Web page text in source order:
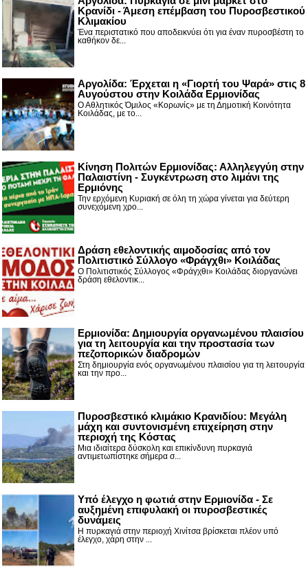
Κρανίδι - Άμεση επέμβαση του Πυροσβεστικού
Κλιμακίου
Ένα περιστατικό που αποδεικνύει ότι για έναν πυροσβέστη το
καθήκον δε...
Αργολίδα: Έρχεται η «Γιορτή του Ψαρά» στις 8
Αυγούστου στην Κοιλάδα Ερμιονίδας
Ο Αθλητικός Όμιλος «Κορωνίς» με τη Δημοτική Κοινότητα
Κοιλάδας, με το...
Κίνηση Πολιτών Ερμιονίδας: Αλληλεγγύη στην
Παλαιστίνη - Συγκέντρωση στο λιμάνι της
Ερμιόνης
Την ερχόμενη Κυριακή σε όλη τη χώρα γίνεται για δεύτερη
συνεχόμενη χρο...
Δράση εθελοντικής αιμοδοσίας από τον
Πολιτιστικό Σύλλογο «Φράγχθι» Κοιλάδας
Ο Πολιτιστικός Σύλλογος «Φράγχθι» Κοιλάδας διοργανώνει
δράση εθελοντικ...
Ερμιονίδα: Δημιουργία οργανωμένου πλαισίου
για τη λειτουργία και την προστασία των
πεζοπορικών διαδρομών
Στη δημιουργία ενός οργανωμένου πλαισίου για τη λειτουργία
και την προ...
Πυροσβεστικό κλιμάκιο Κρανιδίου: Μεγάλη
μάχη και συντονισμένη επιχείρηση στην
περιοχή της Κόστας
Μια ιδιαίτερα δύσκολη και επικίνδυνη πυρκαγιά
αντιμετωπίστηκε σήμερα σ...
Υπό έλεγχο η φωτιά στην Ερμιονίδα - Σε
αυξημένη επιφυλακή οι πυροσβεστικές
δυνάμεις
Η πυρκαγιά στην περιοχή Χινίτσα βρίσκεται πλέον υπό
έλεγχο, χάρη στην ...